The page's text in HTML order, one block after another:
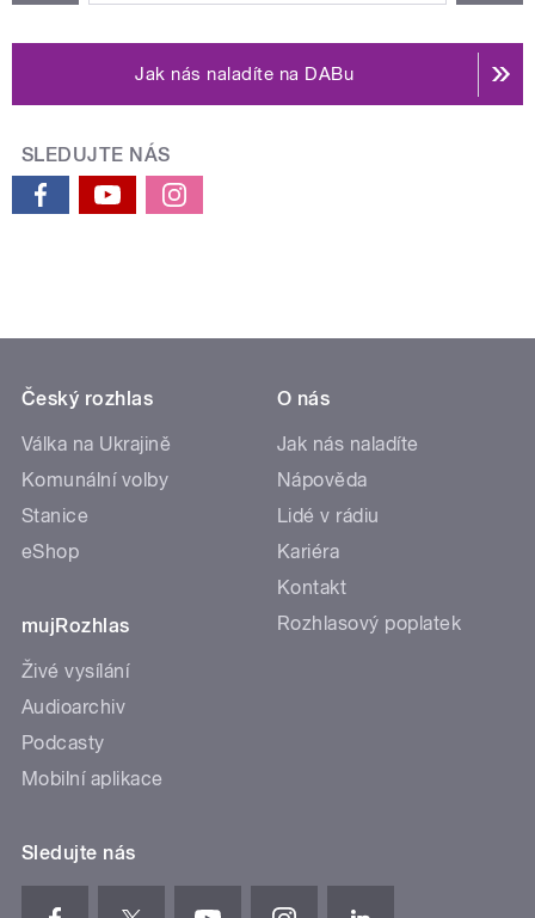
Jak nás naladíte na DABu
SLEDUJTE NÁS
Český rozhlas
Válka na Ukrajině
Komunální volby
Stanice
eShop
mujRozhlas
Živé vysílání
Audioarchiv
Podcasty
Mobilní aplikace
O nás
Jak nás naladíte
Nápověda
Lidé v rádiu
Kariéra
Kontakt
Rozhlasový poplatek
Sledujte nás